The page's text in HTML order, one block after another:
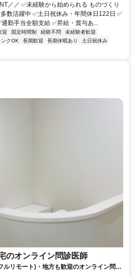
／／ ✅未経験から始められる ものづくり
数活躍中 ✅土日祝休み・年間休日122日 ✅
勤手当全額支給 ✅昇給・賞与あ...
迎 固定時間制 経験不問
未経験者歓迎
ンクOK 長期歓迎 長期休暇あり
土日祝休み
のオンライン問診医師
ルリモート)・地方も歓迎のオンライン問診